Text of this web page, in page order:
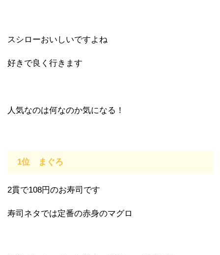
スシローおいしいですよね
好きで良く行きます
人気なのは何なのか気になる！
1位 まぐろ
2貫で108円のお寿司です
寿司ネタでは定番の赤身のマグロ